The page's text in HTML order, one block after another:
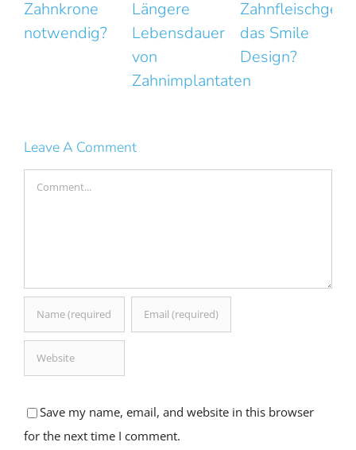
Längere
Lebensdauer
Zahnimplantaten
Zahnfleischgesundheit
das Smile
Design?
Kleine
Fehler mit
großer
Wirkung
Leave A Comment
Comment
Save my name, email, and website in this browser
for the next time I comment.